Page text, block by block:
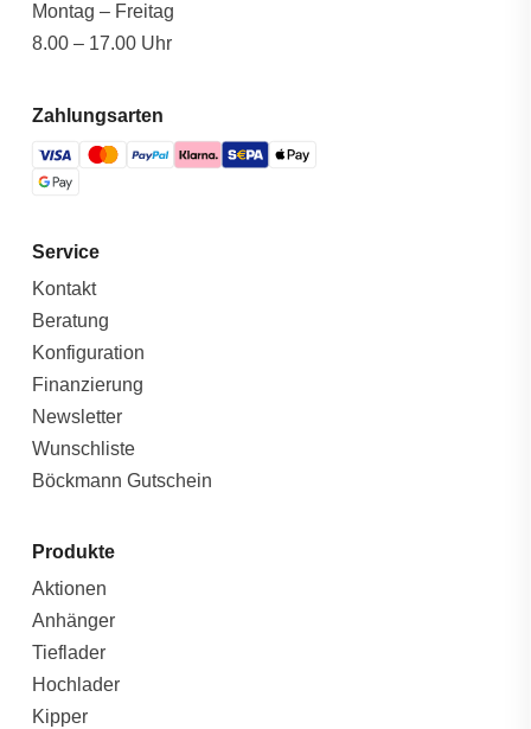
Montag – Freitag
8.00 – 17.00 Uhr
Zahlungsarten
Service
Kontakt
Beratung
Konfiguration
Finanzierung
Newsletter
Wunschliste
Böckmann Gutschein
Produkte
Aktionen
Anhänger
Tieflader
Hochlader
Kipper